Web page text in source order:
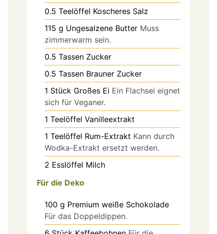
0.5 Teelöffel Koscheres Salz
115 g Ungesalzene Butter Muss
zimmerwarm sein.
0.5 Tassen Zucker
0.5 Tassen Brauner Zucker
1 Stück Großes Ei Ein Flachsei eignet
sich für Veganer.
1 Teelöffel Vanilleextrakt
1 Teelöffel Rum-Extrakt Kann durch
Wodka-Extrakt ersetzt werden.
2 Esslöffel Milch
Für die Deko
100 g Premium weiße Schokolade
Für das Doppeldippen.